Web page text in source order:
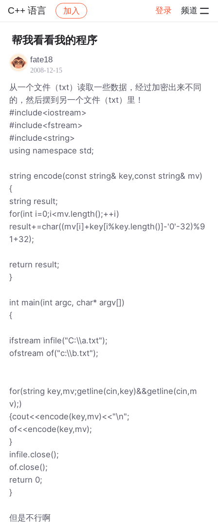
C++ 语言 加入 登录 频道
社区 C++ 语言 帖子详情
帮我看看我的程序
fate18
2008-12-15
从一个文件（txt）读取一些数据，经过加密出来不同
的，然后摆到另一个文件（txt）里！
#include<iostream>
#include<fstream>
#include<string>
using namespace std;
string encode(const string& key,const string& mv)
{
string result;
for(int i=0;i<mv.length();++i)
result+=char((mv[i]+key[i%key.length()]-'0'-32)%9
1+32);
return result;
}
int main(int argc, char* argv[])
{
ifstream infile("C:\\a.txt");
ofstream of("c:\\b.txt");
for(string key,mv;getline(cin,key)&&getline(cin,m
v);)
{cout<<encode(key,mv)<<"\n";
of<<encode(key,mv);
}
infile.close();
of.close();
return 0;
}
但是不行啊